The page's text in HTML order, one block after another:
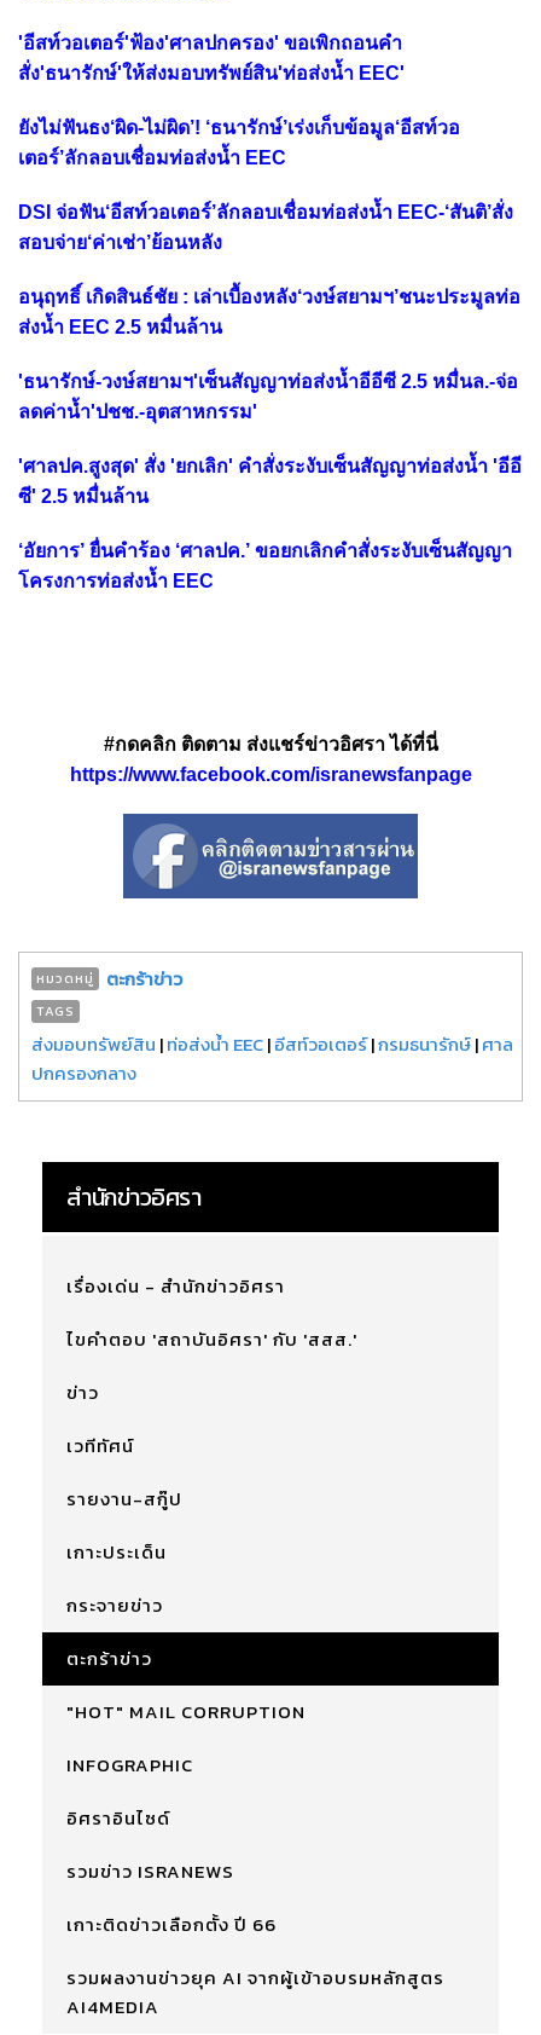
'อีสท์วอเตอร์'ฟ้อง'ศาลปกครอง' ขอเพิกถอนคำ
สั่ง'ธนารักษ์'ให้ส่งมอบทรัพย์สิน'ท่อส่งน้ำ EEC'
ยังไม่ฟันธง‘ผิด-ไม่ผิด’! ‘ธนารักษ์’เร่งเก็บข้อมูล‘อีสท์วอ
เตอร์’ลักลอบเชื่อมท่อส่งน้ำ EEC
DSI จ่อฟัน‘อีสท์วอเตอร์’ลักลอบเชื่อมท่อส่งน้ำ EEC-‘สันติ’สั่ง
สอบจ่าย‘ค่าเช่า’ย้อนหลัง
อนุฤทธิ์ เกิดสินธ์ชัย : เล่าเบื้องหลัง‘วงษ์สยามฯ’ชนะประมูลท่อ
ส่งน้ำ EEC 2.5 หมื่นล้าน
'ธนารักษ์-วงษ์สยามฯ'เซ็นสัญญาท่อส่งน้ำอีอีซี 2.5 หมื่นล.-จ่อ
ลดค่าน้ำ'ปชช.-อุตสาหกรรม'
'ศาลปค.สูงสุด' สั่ง 'ยกเลิก' คำสั่งระงับเซ็นสัญญาท่อส่งน้ำ 'อีอี
ซี' 2.5 หมื่นล้าน
‘อัยการ’ ยื่นคำร้อง ‘ศาลปค.’ ขอยกเลิกคำสั่งระงับเซ็นสัญญา
โครงการท่อส่งน้ำ EEC
#กดคลิก ติดตาม ส่งแชร์ข่าวอิศรา ได้ที่นี่
https://www.facebook.com/isranewsfanpage
หมวดหมู่ ตะกร้าข่าว
TAGS
ส่งมอบทรัพย์สิน |ท่อส่งน้ำ EEC|อีสท์วอเตอร์|กรมธนารักษ์|ศาล
ปกครองกลาง
สำนักข่าวอิศรา
เรื่องเด่น - สำนักข่าวอิศรา
ไขคำตอบ 'สถาบันอิศรา' กับ 'สสส.'
ข่าว
เวทีทัศน์
รายงาน-สกู๊ป
เกาะประเด็น
กระจายข่าว
ตะกร้าข่าว
"HOT" MAIL CORRUPTION
INFOGRAPHIC
อิศราอินไซด์
รวมข่าว ISRANEWS
เกาะติดข่าวเลือกตั้ง ปี 66
รวมผลงานข่าวยุค AI จากผู้เข้าอบรมหลักสูตร
AI4MEDIA